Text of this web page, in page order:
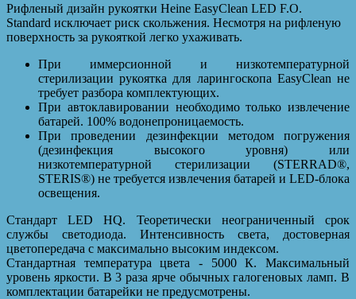
Рифленый дизайн рукоятки Heine EasyClean LED F.O.
Standard исключает риск скольжения. Несмотря на рифленую
поверхность за рукояткой легко ухаживать.
При иммерсионной и низкотемпературной
стерилизации рукоятка для ларингоскопа EasyClean не
требует разбора комплектующих.
При автоклавировании необходимо только извлечение
батарей. 100% водонепроницаемость.
При проведении дезинфекции методом погружения
(дезинфекция высокого уровня) или
низкотемпературной стерилизации (STERRAD®,
STERIS®) не требуется извлечения батарей и LED-блока
освещения.
Стандарт LED HQ. Теоретически неограниченный срок
службы светодиода. Интенсивность света, достоверная
цветопередача с максимально высоким индексом.
Стандартная температура цвета - 5000 К. Максимальный
уровень яркости. В 3 раза ярче обычных галогеновых ламп. В
комплектации батарейки не предусмотрены.